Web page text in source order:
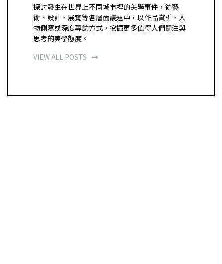
探討發生在世界上不同城市裡的美學事件，從藝
術、設計、展覽等各層面議題中，以作品賞析、人
物側寫或深度專訪方式，挖掘更多值得人們關注與
思考的美學態度。
VIEW ALL POSTS